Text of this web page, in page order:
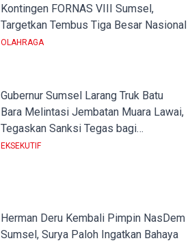
Kontingen FORNAS VIII Sumsel,
Targetkan Tembus Tiga Besar Nasional
OLAHRAGA
Gubernur Sumsel Larang Truk Batu
Bara Melintasi Jembatan Muara Lawai,
Tegaskan Sanksi Tegas bagi
Pelanggar
EKSEKUTIF
Herman Deru Kembali Pimpin NasDem
Sumsel, Surya Paloh Ingatkan Bahaya